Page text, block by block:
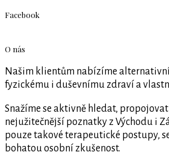
Facebook
O nás
Našim klientům nabízíme
fyzickému i duševnímu zdraví a
Snažíme se aktivně hledat,
nejužitečnější poznatky z Východu i
pouze takové terapeutické postupy,
bohatou osobní zkušenost.